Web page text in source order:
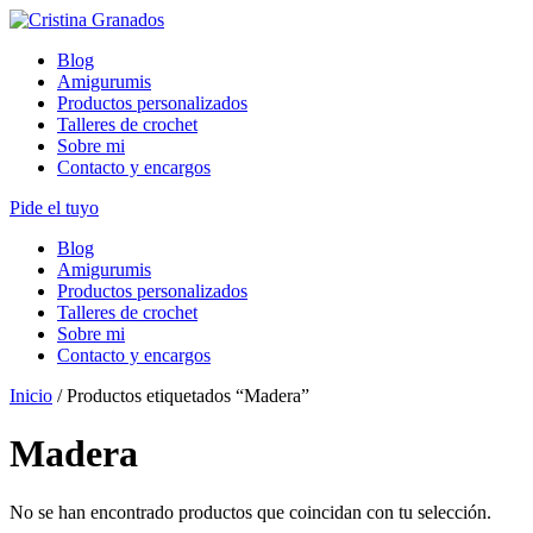
Skip
contentBlog
Amigurumis
Productos personalizados
Talleres de crochet
Sobre mi
Contacto y encargos
Pide el tuyo
Blog
Amigurumis
Productos personalizados
Talleres de crochet
Sobre mi
Contacto y encargos
Inicio / Productos etiquetados “Madera”
Madera
No se han encontrado productos que coincidan con tu selección.